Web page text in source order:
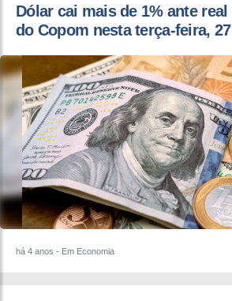
Dólar cai mais de 1% ante
do Copom nesta terça-feira, 27
há 4 anos - Em Economia